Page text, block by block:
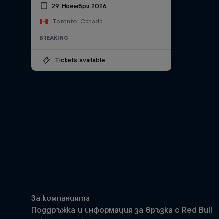
29 Ноември 2026
Toronto, Canada
BREAKING
Tickets available